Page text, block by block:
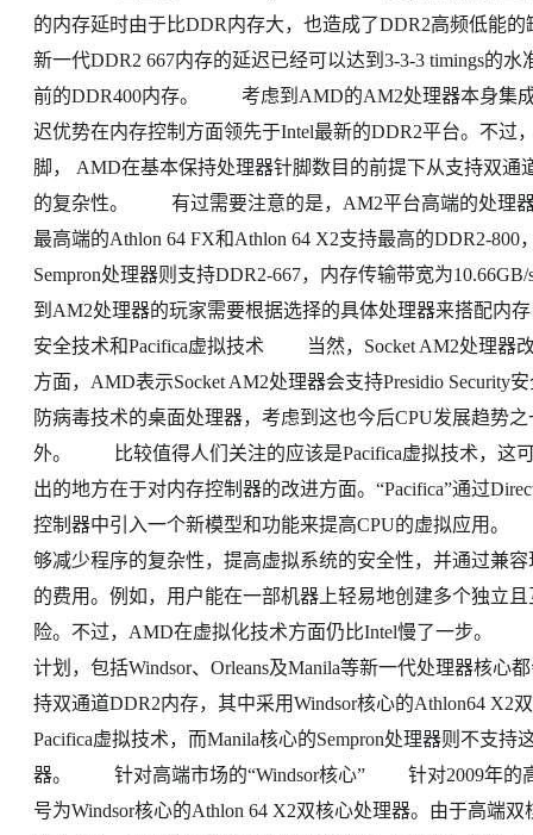
的内存延时由于比DDR内存大，也造成了DDR2高频低能
新一代DDR2 667内存的延迟已经可以达到3-3-3 timings的
前的DDR400内存。 考虑到AMD的AM2处理器本身集成
迟优势在内存控制方面领先于Intel最新的DDR2平台。不过
脚， AMD在基本保持处理器针脚数目的前提下从支持双
的复杂性。 有过需要注意的是，AM2平台高端的处理器
最高端的Athlon 64 FX和Athlon 64 X2支持最高的DDR2-
Sempron处理器则支持DDR2-667，内存传输带宽为
到AM2处理器的玩家需要根据选择的具体处理器来搭配
安全技术和Pacifica虚拟技术 当然，Socket AM2处理器
方面，AMD表示Socket AM2处理器会支持Presidio Security
防病毒技术的桌面处理器，考虑到这也今后CPU发展趋势
外。 比较值得人们关注的应该是Pacifica虚拟技术，这可
出的地方在于对内存控制器的改进方面。“Pacifica”通过
控制器中引入一个新模型和功能来提高CPU的虚拟应用
够减少程序的复杂性，提高虚拟系统的安全性，并通过兼
的费用。例如，用户能在一部机器上轻易地创建多个独立
险。不过，AMD在虚拟化技术方面仍比Intel慢了一步
计划，包括Windsor、Orleans及Manila等新一代处理器核心
持双通道DDR2内存，其中采用Windsor核心的Athlon64 X2
Pacifica虚拟技术，而Manila核心的Sempron处理器则不支
器。 针对高端市场的“Windsor核心” 针对2009年的高
号为Windsor核心的Athlon 64 X2双核心处理器。由于高端